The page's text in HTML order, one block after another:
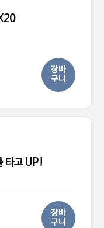
장바
구니
타고 UP!
장바
구니